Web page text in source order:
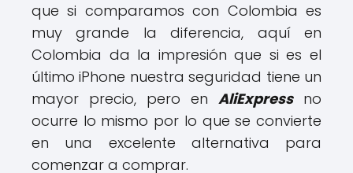
que si comparamos con Colombia es
muy grande la diferencia, aquí en
Colombia da la impresión que si es el
último iPhone nuestra seguridad tiene un
mayor precio, pero en AliExpressno
ocurre lo mismo por lo que se convierte
en una excelente alternativa para
comenzar a comprar.